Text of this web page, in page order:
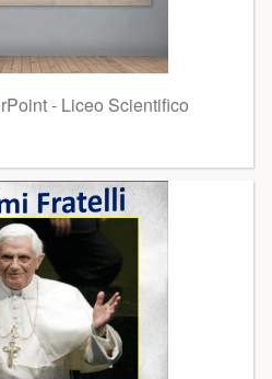
- Liceo Scientifico